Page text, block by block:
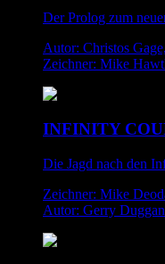
Der Prolog zum
Autor: Christos
Zeichner: Mike
INFINITY
Die Jagd nach den
Zeichner: Mike
Autor: Gerry Duggan